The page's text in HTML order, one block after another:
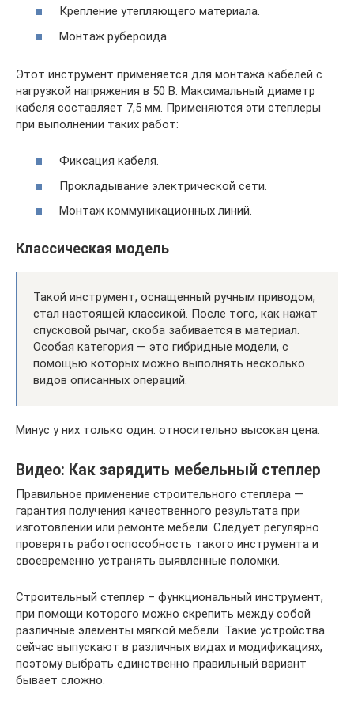
Крепление утепляющего материала.
Монтаж рубероида.
Этот инструмент применяется для монтажа кабелей с
нагрузкой напряжения в 50 В. Максимальный диаметр
кабеля составляет 7,5 мм. Применяются эти степлеры
при выполнении таких работ:
Фиксация кабеля.
Прокладывание электрической сети.
Монтаж коммуникационных линий.
Классическая модель
Такой инструмент, оснащенный ручным приводом,
стал настоящей классикой. После того, как нажат
спусковой рычаг, скоба забивается в материал.
Особая категория — это гибридные модели, с
помощью которых можно выполнять несколько
видов описанных операций.
Минус у них только один: относительно высокая цена.
Видео: Как зарядить мебельный степлер
Правильное применение строительного степлера —
гарантия получения качественного результата при
изготовлении или ремонте мебели. Следует регулярно
проверять работоспособность такого инструмента и
своевременно устранять выявленные поломки.
Строительный степлер – функциональный инструмент,
при помощи которого можно скрепить между собой
различные элементы мягкой мебели. Такие устройства
сейчас выпускают в различных видах и модификациях,
поэтому выбрать единственно правильный вариант
бывает сложно.